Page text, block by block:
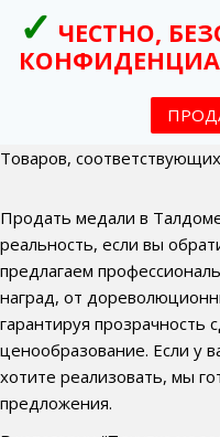
ЧЕСТНО,
Товаров,
Продать медали в
реальность, если вы
предлагаем
наград, от
гарантируя прозрачность
ценообразование. Если у
хотите реализовать, мы
предложения.